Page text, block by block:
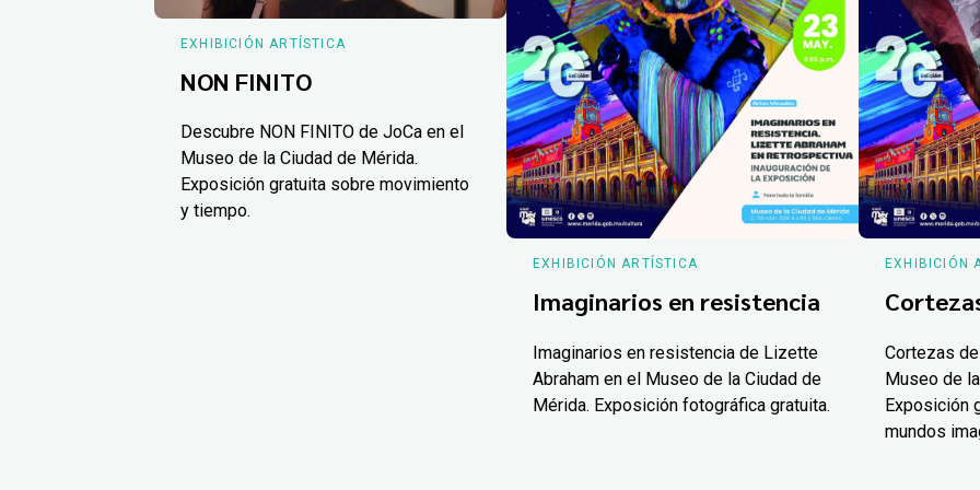
EXHIBICIÓN ARTÍSTICA
NON FINITO
Descubre NON FINITO de JoCa en el
Museo de la Ciudad de Mérida.
Exposición gratuita sobre movimiento
y tiempo.
EXHIBICIÓN ARTÍSTICA
Imaginarios en resistencia
Imaginarios en resistencia de Lizette
Abraham en el Museo de la Ciudad de
Mérida. Exposición fotográfica gratuita.
EXHIBICIÓN
Cortezas
Museo de
Exposición
mundos